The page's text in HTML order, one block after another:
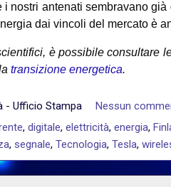
nostri antenati sembravano
dai vincoli del mercato è
è possibile consultare
transizione energetica.
- Ufficio Stampa
Nessun
, digitale, elettricità, energia,
, segnale, Tecnologia, Tesla,